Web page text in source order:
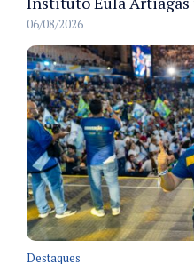
06/08/2026
Destaques